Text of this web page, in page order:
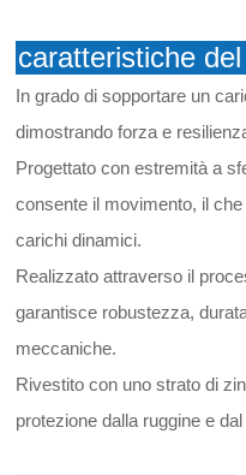
caratteristiche
In grado di sopportare un
dimostrando forza e
Progettato con estremità a
consente il movimento, il
carichi dinamici.
Realizzato attraverso il
garantisce robustezza,
meccaniche.
Rivestito con uno strato di
protezione dalla ruggine e